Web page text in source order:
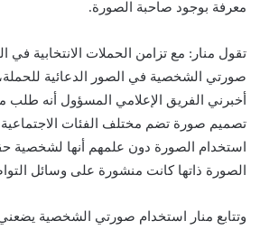
معرفة بوجود صاحبة الصورة.
تقول منار: مع تزامن الحملات الانتخابية في
صورتي الشخصية في الصور الدعائية
أخبرني الفريق الإعلامي المسؤول أنه طلب
تصميم صورة تضم مختلف الفئات الاجتماعية
استخدام الصورة دون علمهم أنها لشخصية
الصورة ذاتها كانت منشورة على وسائل
وتتابع منار استخدام صورتي الشخصية